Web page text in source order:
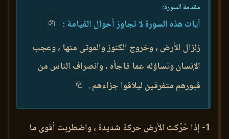
مقدمة السورة:
آيات هذه السورة لا تجاوز أحوال القيامة :
زلزال الأرض ، وخروج الكنوز والموتى منها ، وعجب
الإنسان وتساؤله عما فاجأه ، وانصراف الناس من
قبورهم متفرقين ليلاقوا جزاءهم .
1- إذا حُرِّكت الأرض حركة شديدة ، واضطربت أقوى ما